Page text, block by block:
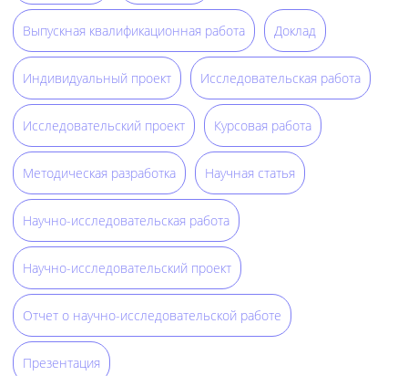
Выпускная квалификационная работа Доклад
Индивидуальный проект Исследовательская работа
Исследовательский проект Курсовая работа
Методическая разработка Научная статья
Научно-исследовательская работа
Научно-исследовательский проект
Отчет о научно-исследовательской работе
Презентация